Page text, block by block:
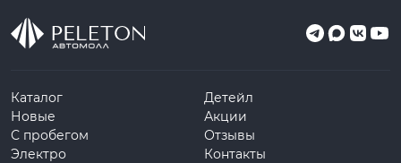
Каталог
Новые
С пробегом
Электро
Детейл
Акции
Отзывы
Контакты